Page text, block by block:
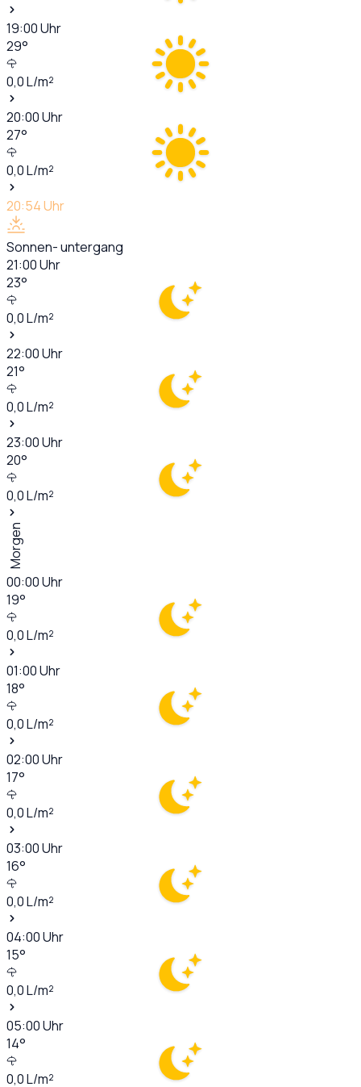
19:00Uhr
29°
0,0L/m²
20:00Uhr
27°
0,0L/m²
20:54Uhr
Sonnen- untergang
21:00Uhr
23°
0,0L/m²
22:00Uhr
21°
0,0L/m²
23:00Uhr
20°
0,0L/m²
Morgen
00:00Uhr
19°
0,0L/m²
01:00Uhr
18°
0,0L/m²
02:00Uhr
17°
0,0L/m²
03:00Uhr
16°
0,0L/m²
04:00Uhr
15°
0,0L/m²
05:00Uhr
14°
0,0L/m²